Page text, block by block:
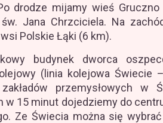
drodze mijamy wieś
Jana Chrzciciela. Na
Polskie Łąki (6 km).
budynek dworca
(linia kolejowa Świecie
przemysłowych w
w 15 minut dojedziemy do
Ze Świecia można się